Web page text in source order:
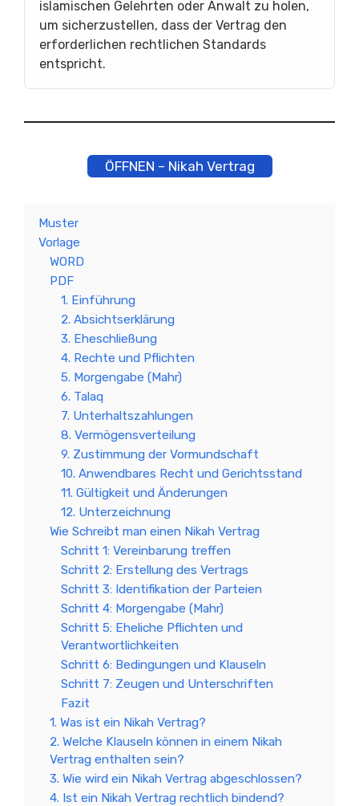
islamischen Gelehrten oder Anwalt zu holen,
um sicherzustellen, dass der Vertrag den
erforderlichen rechtlichen Standards
entspricht.
ÖFFNEN – Nikah Vertrag
Muster
Vorlage
WORD
PDF
1. Einführung
2. Absichtserklärung
3. Eheschließung
4. Rechte und Pflichten
5. Morgengabe (Mahr)
6. Talaq
7. Unterhaltszahlungen
8. Vermögensverteilung
9. Zustimmung der Vormundschaft
10. Anwendbares Recht und Gerichtsstand
11. Gültigkeit und Änderungen
12. Unterzeichnung
Wie Schreibt man einen Nikah Vertrag
Schritt 1: Vereinbarung treffen
Schritt 2: Erstellung des Vertrags
Schritt 3: Identifikation der Parteien
Schritt 4: Morgengabe (Mahr)
Schritt 5: Eheliche Pflichten und
Verantwortlichkeiten
Schritt 6: Bedingungen und Klauseln
Schritt 7: Zeugen und Unterschriften
Fazit
1. Was ist ein Nikah Vertrag?
2. Welche Klauseln können in einem Nikah
Vertrag enthalten sein?
3. Wie wird ein Nikah Vertrag abgeschlossen?
4. Ist ein Nikah Vertrag rechtlich bindend?